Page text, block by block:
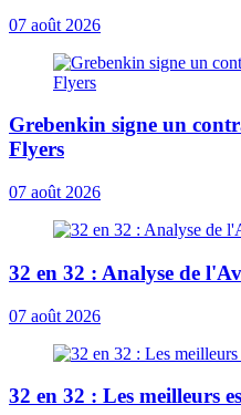
07 août 2026
Grebenkin signe un
Flyers
07 août 2026
32 en 32 : Analyse de
07 août 2026
32 en 32 : Les meilleurs